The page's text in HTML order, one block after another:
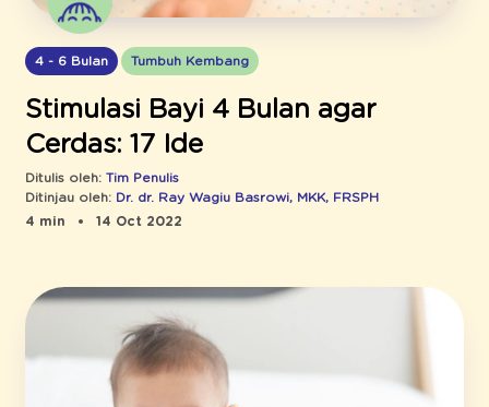
4 - 6 Bulan Tumbuh Kembang
Stimulasi Bayi 4 Bulan agar
Cerdas: 17 Ide
Ditulis oleh: Tim Penulis
Ditinjau oleh: Dr. dr. Ray Wagiu Basrowi, MKK, FRSPH
4 min
14 Oct 2022